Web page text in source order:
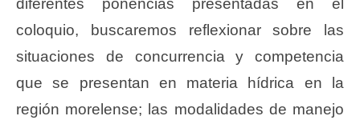
diferentes ponencias presentadas en el
coloquio, buscaremos reflexionar sobre las
situaciones de concurrencia y competencia
que se presentan en materia hídrica en la
región morelense; las modalidades de manejo